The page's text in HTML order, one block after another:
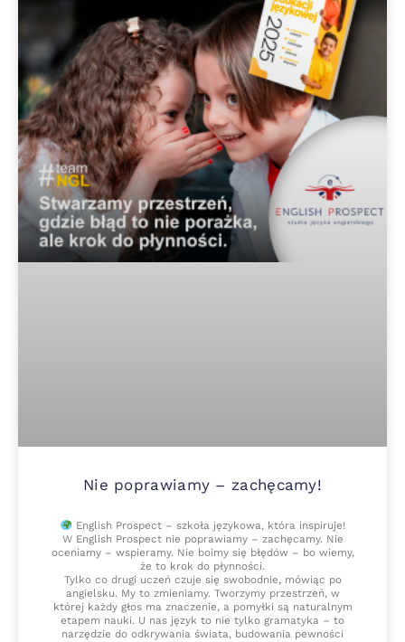
Nie poprawiamy – zachęcamy!
English Prospect – szkoła językowa, która inspiruje!
W English Prospect nie poprawiamy – zachęcamy. Nie
oceniamy – wspieramy. Nie boimy się błędów – bo wiemy,
że to krok do płynności.
Tylko co drugi uczeń czuje się swobodnie, mówiąc po
angielsku. My to zmieniamy. Tworzymy przestrzeń, w
której każdy głos ma znaczenie, a pomyłki są naturalnym
etapem nauki. U nas język to nie tylko gramatyka – to
narzędzie do odkrywania świata, budowania pewności